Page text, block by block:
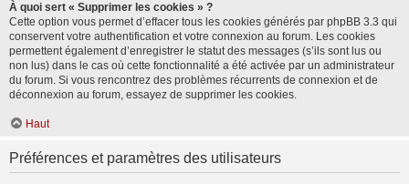
À quoi sert « Supprimer les cookies » ?
Cette option vous permet d’effacer tous les cookies générés par phpBB 3.3 qui
conservent votre authentification et votre connexion au forum. Les cookies
permettent également d’enregistrer le statut des messages (s’ils sont lus ou
non lus) dans le cas où cette fonctionnalité a été activée par un administrateur
du forum. Si vous rencontrez des problèmes récurrents de connexion et de
déconnexion au forum, essayez de supprimer les cookies.
Haut
Préférences et paramètres des utilisateurs